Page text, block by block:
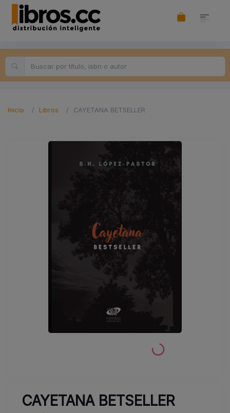
Inicio Libros CAYETANA BETSELLER
CAYETANA BETSELLER